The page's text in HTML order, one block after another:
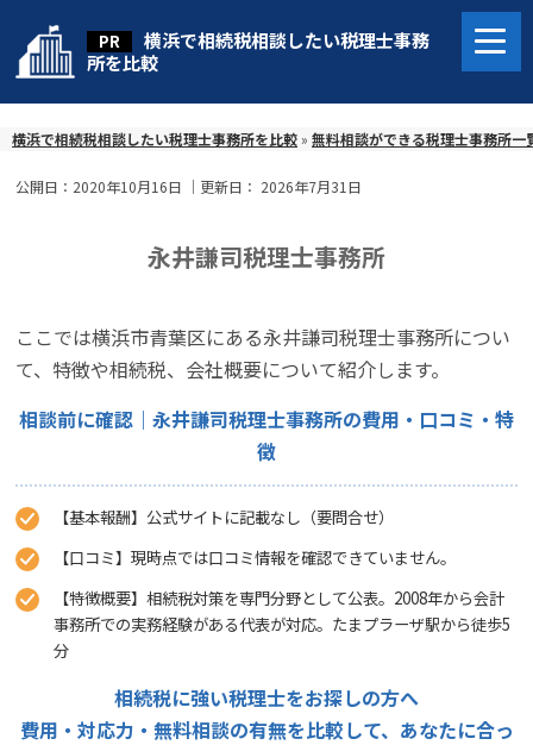
横浜で相続税相談したい税理士事務
所を比較
横浜で相続税相談したい税理士事務所を比較 » 無料相談ができる税理士事務所一
公開日： 2020年10月16日 ｜更新日： 2026年7月31日
永井謙司税理士事務所
ここでは横浜市青葉区にある永井謙司税理士事務所につい
て、特徴や相続税、会社概要について紹介します。
相談前に確認｜永井謙司税理士事務所の費用・口コミ・特
徴
【基本報酬】公式サイトに記載なし（要問合せ）
【口コミ】現時点では口コミ情報を確認できていません。
【特徴概要】相続税対策を専門分野として公表。2008年から会計
事務所での実務経験がある代表が対応。たまプラーザ駅から徒歩5
分
相続税に強い税理士をお探しの方へ
費用・対応力・無料相談の有無を比較して、あなたに合っ